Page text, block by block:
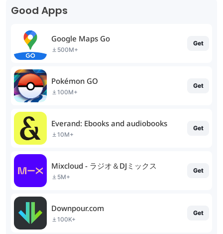
Good Apps
Google Maps Go
500M+
Get
Pokémon GO
100M+
Get
Everand: Ebooks and audiobooks
10M+
Get
Mixcloud - ラジオ＆DJミックス
5M+
Get
Downpour.com
100K+
Get